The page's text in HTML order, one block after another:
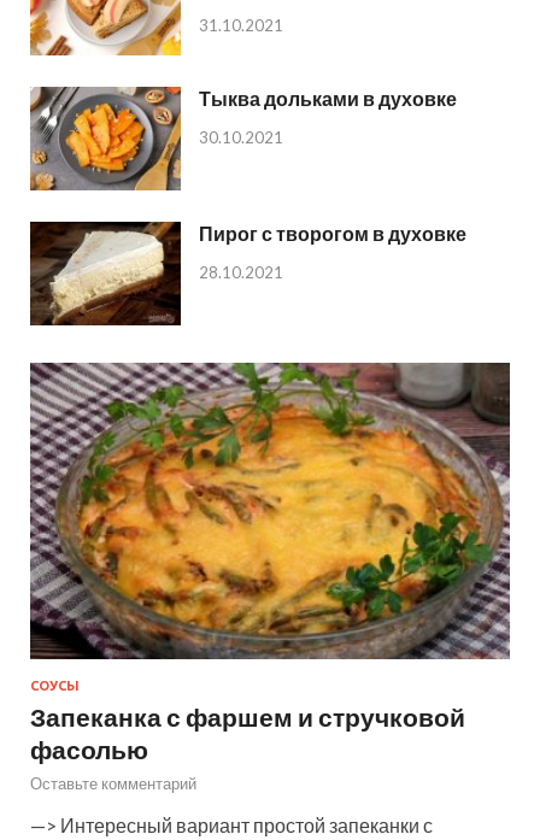
31.10.2021
Тыква дольками в духовке
30.10.2021
Пирог с творогом в духовке
28.10.2021
СОУСЫ
Запеканка с фаршем и стручковой
фасолью
Оставьте комментарий
—> Интересный вариант простой запеканки с